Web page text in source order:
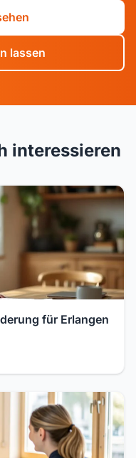
lassen
interessieren
für Erlangen